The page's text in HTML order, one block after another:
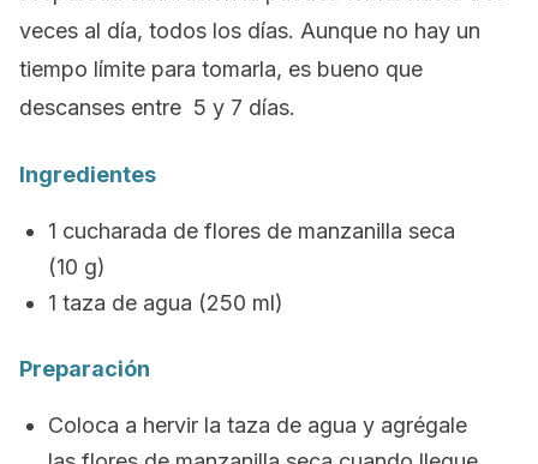
veces al día, todos los días. Aunque no hay un
tiempo límite para tomarla, es bueno que
descanses entre 5 y 7 días.
Ingredientes
1 cucharada de flores de manzanilla seca
(10 g)
1 taza de agua (250 ml)
Preparación
Coloca a hervir la taza de agua y agrégale